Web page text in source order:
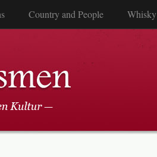
Country and People Whisky